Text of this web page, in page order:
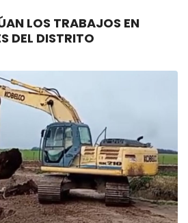
DEL DISTRITO